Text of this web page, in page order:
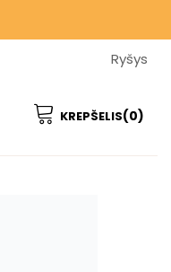
Ryšys
KREPŠELIS(0)